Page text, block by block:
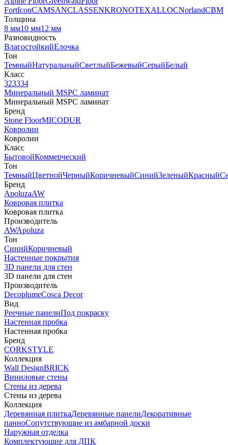
FortIconCAMSANCLASSENKRONOTEXALLOCNorlandCBM
Толщина
8 мм10 мм12 мм
Разновидность
ВлагостойкийЕлочка
Тон
ТемныйНатуральныйСветлыйБежевыйСерыйБелый
Класс
323334
Минеральный MSPC ламинат
Минеральный MSPC ламинат
Бренд
Stone FloorMICODUR
Ковролин
Ковролин
Класс
БытовойКоммерческий
Тон
ТемныйЦветнойЧерныйКоричневыйСинийЗеленыйКрасный
Бренд
ApoluzaAW
Ковровая плитка
Ковровая плитка
Производитель
AWApoluza
Тон
СинийКоричневый
Настенные покрытия
3D панели для стен
3D панели для стен
Производитель
DecoplumeCosca Decor
Вид
Реечные панелиПод покраску
Настенная пробка
Настенная пробка
Бренд
CORKSTYLE
Коллекция
Wall DesignBRICK
Виниловые стены
Стены из дерева
Стены из дерева
Коллекция
Деревянная плиткаДеревянные панелиДекоративные
панноСопутствующие из амбарной доски
Наружная отделка
Комплектующие для ДПК